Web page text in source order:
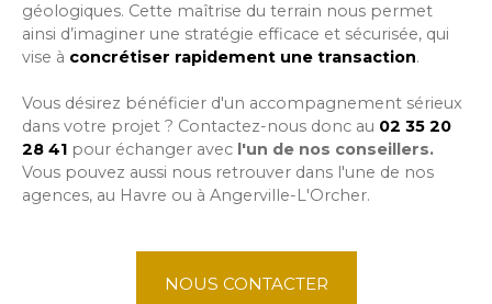
géologiques. Cette maîtrise du terrain nous permet
ainsi d’imaginer une stratégie efficace et sécurisée, qui
vise à concrétiser rapidement une transaction.
Vous désirez bénéficier d'un accompagnement sérieux
dans votre projet ? Contactez-nous donc au 02 35 20
28 41 pour échanger avec l'un de nos conseillers.
Vous pouvez aussi nous retrouver dans l'une de nos
agences, au Havre ou à Angerville-L'Orcher.
NOUS CONTACTER